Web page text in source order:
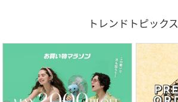
トレンドトピックス